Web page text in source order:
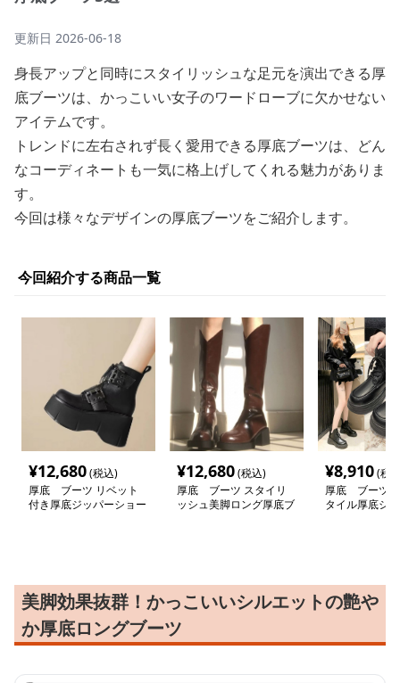
更新日 2026-06-18
身長アップと同時にスタイリッシュな足元を演出できる厚
底ブーツは、かっこいい女子のワードローブに欠かせない
アイテムです。
トレンドに左右されず長く愛用できる厚底ブーツは、どん
なコーディネートも一気に格上げしてくれる魅力がありま
す。
今回は様々なデザインの厚底ブーツをご紹介します。
今回紹介する商品一覧
¥12,680(税込)
厚底 ブーツ リベット
付き厚底ジッパーショー
¥12,680(税込)
厚底 ブーツ スタイリ
ッシュ美脚ロング厚底ブ
¥8,910(税
厚底 ブーツ
タイル厚底シ
美脚効果抜群！かっこいいシルエットの艶や
か厚底ロングブーツ